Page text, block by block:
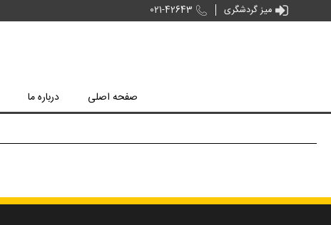
میز گردشگری 
021-42643 
صفحه اصلی درباره ما